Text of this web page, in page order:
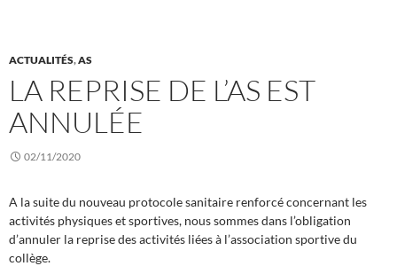
ACTUALITÉS,AS
LA REPRISE DE L’AS EST
ANNULÉE
02/11/2020
A la suite du nouveau protocole sanitaire renforcé concernant les
activités physiques et sportives, nous sommes dans l’obligation
d’annuler la reprise des activités liées à l’association sportive du
collège.